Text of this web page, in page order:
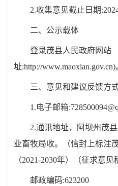
2.收集意见截止日期
二、公示载体
登录茂县人民政府网站
址:http://www.maoxian.gov.cn)
三、意见和建议反馈方
1.电子邮箱
2.通讯地址，阿坝州茂
业畜牧局收。（信封上标注
（2021-2030年）（征求意见
邮政编码:623200